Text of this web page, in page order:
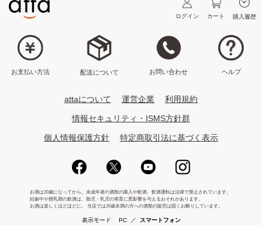
ログイン カート 購入履歴
お支払い方法 配送について お問い合わせ ヘルプ
attaについて 運営企業 利用規約
情報セキュリティ・ISMS方針群
個人情報保護方針 特定商取引法に基づく表示
表示モード PC／ スマートフォン